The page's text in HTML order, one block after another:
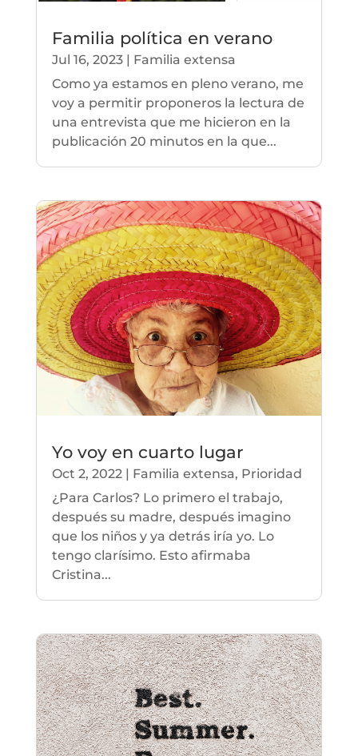
Familia política en verano
Jul 16, 2023| Familia extensa
Como ya estamos en pleno verano, me
voy a permitir proponeros la lectura de
una entrevista que me hicieron en la
publicación 20 minutos en la que...
Yo voy en cuarto lugar
Oct 2, 2022| Familia extensa, Prioridad
¿Para Carlos? Lo primero el trabajo,
después su madre, después imagino
que los niños y ya detrás iría yo. Lo
tengo clarísimo. Esto afirmaba
Cristina...